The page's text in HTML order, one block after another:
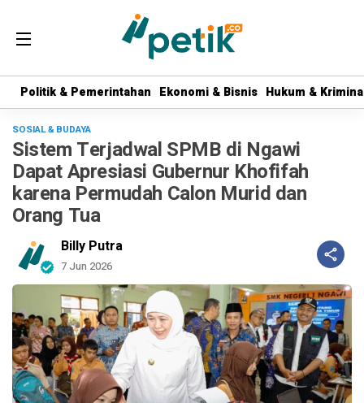
Politik & Pemerintahan Ekonomi & Bisnis Hukum &
Politik & Pemerintahan Ekonomi & Bisnis Hukum &
SOSIAL & BUDAYA
Sistem Terjadwal SPMB di Ngawi
Dapat Apresiasi Gubernur Khofifah
karena Permudah Calon Murid dan
Orang Tua
Billy Putra
7 Jun 2026